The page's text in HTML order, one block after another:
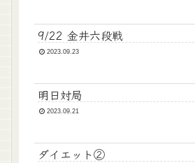
9/22 金井六段戦
2023.09.23
明日対局
2023.09.21
ダイエット②